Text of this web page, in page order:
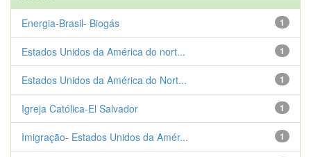
1
Energia-Brasil- Biogás
1
Estados Unidos da América do nort...
1
Estados Unidos da América do Nort...
1
Igreja Católica-El Salvador
1
Imigração- Estados Unidos da Amér...